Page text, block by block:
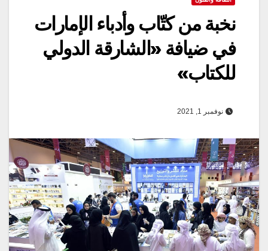
نخبة من كتّاب وأدباء الإمارات
في ضيافة «الشارقة الدولي
للكتاب»
نوفمبر 1, 2021